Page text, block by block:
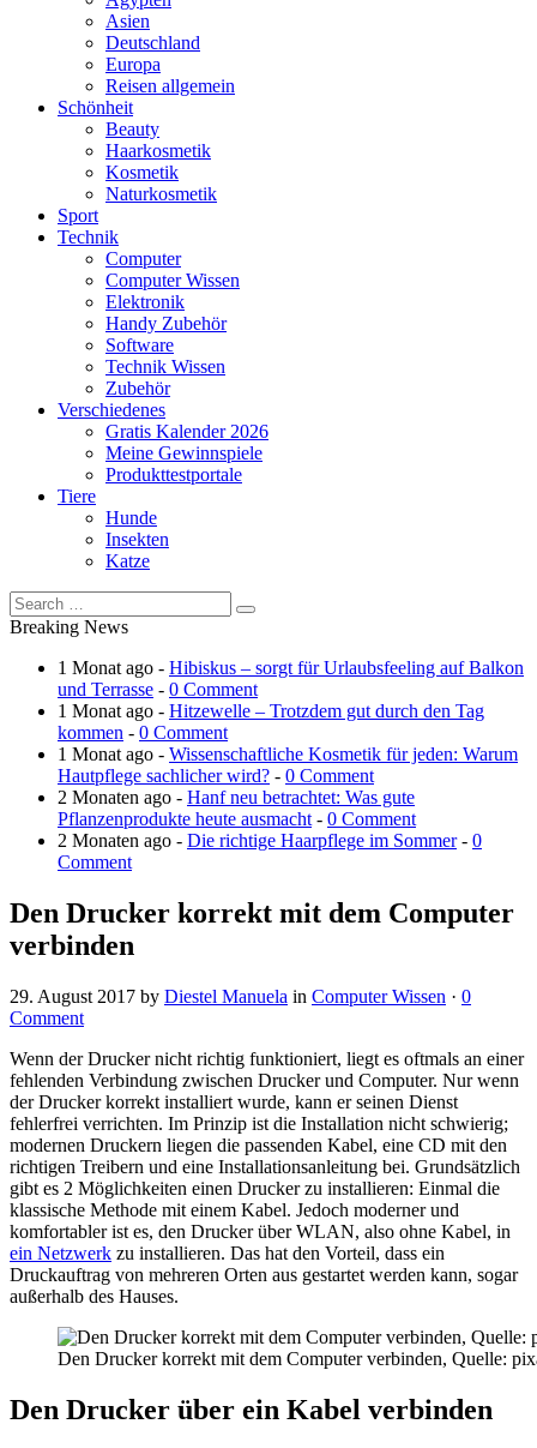
Asien
Deutschland
Europa
Reisen allgemein
Schönheit
Beauty
Haarkosmetik
Kosmetik
Naturkosmetik
Sport
Technik
Computer
Computer Wissen
Elektronik
Handy Zubehör
Software
Technik Wissen
Zubehör
Verschiedenes
Gratis Kalender 2026
Meine Gewinnspiele
Produkttestportale
Tiere
Hunde
Insekten
Katze
Breaking News
1 Monat ago - Hibiskus – sorgt für Urlaubsfeeling auf Balkon
und Terrasse - 0 Comment
1 Monat ago - Hitzewelle – Trotzdem gut durch den Tag
kommen - 0 Comment
1 Monat ago - Wissenschaftliche Kosmetik für jeden: Warum
Hautpflege sachlicher wird? - 0 Comment
2 Monaten ago - Hanf neu betrachtet: Was gute
Pflanzenprodukte heute ausmacht - 0 Comment
2 Monaten ago - Die richtige Haarpflege im Sommer- 0
Comment
Den Drucker korrekt mit dem Computer
verbinden
29. August 2017 by Diestel Manuela in Computer Wissen · 0
Comment
Wenn der Drucker nicht richtig funktioniert, liegt es oftmals an einer
fehlenden Verbindung zwischen Drucker und Computer. Nur wenn
der Drucker korrekt installiert wurde, kann er seinen Dienst
fehlerfrei verrichten. Im Prinzip ist die Installation nicht schwierig;
modernen Druckern liegen die passenden Kabel, eine CD mit den
richtigen Treibern und eine Installationsanleitung bei. Grundsätzlich
gibt es 2 Möglichkeiten einen Drucker zu installieren: Einmal die
klassische Methode mit einem Kabel. Jedoch moderner und
komfortabler ist es, den Drucker über WLAN, also ohne Kabel, in
ein Netzwerk zu installieren. Das hat den Vorteil, dass ein
Druckauftrag von mehreren Orten aus gestartet werden kann, sogar
außerhalb des Hauses.
Den Drucker korrekt mit dem Computer verbinden, Quelle:
Den Drucker über ein Kabel verbinden